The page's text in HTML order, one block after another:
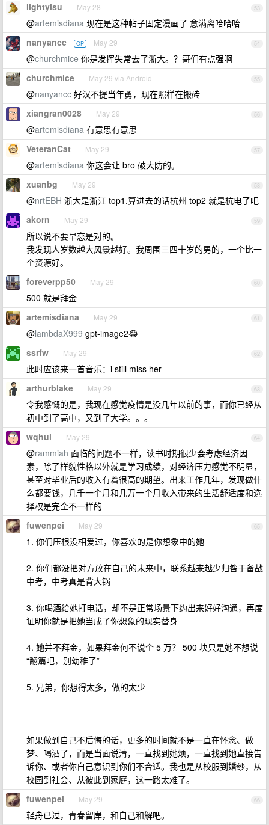
53
lightyisu May 28
@artemisdiana 现在是这种帖子固定漫画了 意满离哈哈哈
54
nanyancc OP May 29
@churchmice 你是发挥失常去了浙大。？哥们有点强啊
55
churchmice May 29 via Android
@nanyancc 好汉不提当年勇，现在照样在搬砖
56
xiangran0028 May 29
@artemisdiana 有意思有意思
57
VeteranCat May 29
@artemisdiana 你这会让 bro 破大防的。
58
xuanbg May 29
@nrtEBH 浙大是浙江 top1.算进去的话杭州 top2 就是杭电了吧
59
akorn May 29
所以说不要早恋是对的。
我发现人岁数越大风景越好。我周围三四十岁的男的，一个比一
个资源好。
60
foreverpp50 May 29
500 就是拜金
61
artemisdiana May 29
@lambdaX999 gpt-image2😂
62
ssrfw May 29
此时应该来一首音乐：i still miss her
63
arthurblake May 29
令我感慨的是，我现在感觉疫情是没几年以前的事，而你已经从
初中到了高中，又到了大学。。。
64
wqhui May 29
@rammiah 面临的问题不一样，读书时期很少会考虑经济因
素，除了样貌性格以外就是学习成绩，对经济压力感觉不明显，
甚至对毕业后的收入有着很高的期望。出来工作几年，发现做什
么都要钱，几千一个月和几万一个月收入带来的生活舒适度和选
择权是完全不一样的
65
fuwenpei May 29
1. 你们压根没相爱过，你喜欢的是你想象中的她
2. 你们都没把对方放在自己的未来中，联系越来越少归咎于备战
中考，中考真是背大锅
3. 你喝酒给她打电话，却不是正常场景下约出来好好沟通，再度
证明你就是把她当成了你想象的现实替身
4. 她并不拜金，如果拜金何不说个 5 万？ 500 块只是她不想说
“翻篇吧，别幼稚了”
5. 兄弟，你想得太多，做的太少
如果做到自己不后悔的话，更多的时间就不是一直在怀念、做
梦、喝酒了，而是当面说清，一直找到她烦，一直找到她直接告
诉你、或者你自己意识到你们不合适。我也是从校服到婚纱，从
校园到社会、从彼此到家庭，这一路太难了。
66
fuwenpei May 29
轻舟已过，青春留岸，和自己和解吧。